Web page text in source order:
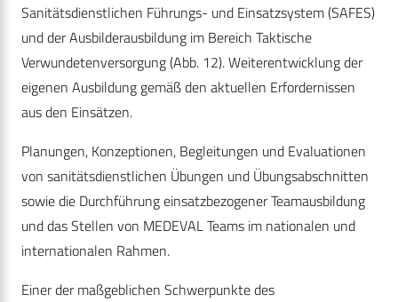
Sanitätsdienstlichen Führungs- und Einsatzsystem (SAFES)
und der Ausbilderausbildung im Bereich Taktische
Verwundetenversorgung (Abb. 12). Weiterentwicklung der
eigenen Ausbildung gemäß den aktuellen Erfordernissen
aus den Einsätzen.
Planungen, Konzeptionen, Begleitungen und Evaluationen
von sanitätsdienstlichen Übungen und Übungsabschnitten
sowie die Durchführung einsatzbezogener Teamausbildung
und das Stellen von MEDEVAL Teams im nationalen und
internationalen Rahmen.
Einer der maßgeblichen Schwerpunkte des